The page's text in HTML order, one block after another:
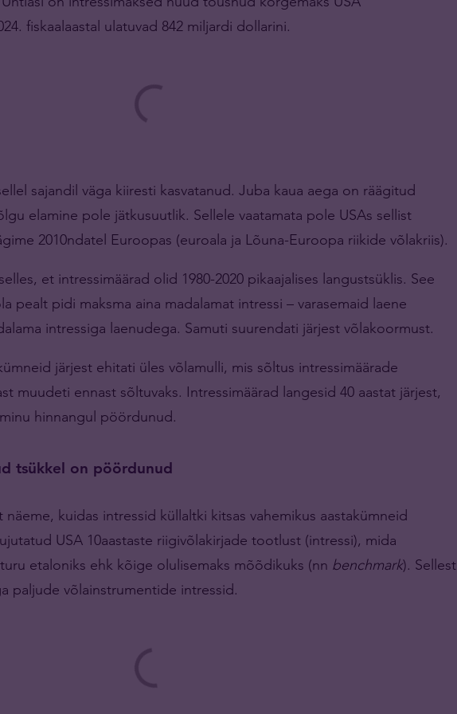
fiskaalaastal ulatuvad 842 miljardi dollarini.
sajandil väga kiiresti kasvatanud. Juba kaua aega on räägitud
elamine pole jätkusuutlik. Sellele vaatamata pole USAs sellist
2010ndatel Euroopas (euroala ja Lõuna-Euroopa riikide võlakriis).
et intressimäärad olid 1980-2020 pikaajalises langustsüklis. See
pealt pidi maksma aina madalamat intressi – varasemaid laene
intressiga laenudega. Samuti suurendati järjest võlakoormust.
järjest ehitati üles võlamulli, mis sõltus intressimäärade
muudeti ennast sõltuvaks. Intressimäärad langesid 40 aastat järjest,
hinnangul pöördunud.
tsükkel on pöördunud
kuidas intressid küllaltki kitsas vahemikus aastakümneid
USA 10aastaste riigivõlakirjade tootlust (intressi), mida
etaloniks ehk kõige olulisemaks mõõdikuks (nn benchmark). Sellest
paljude võlainstrumentide intressid.